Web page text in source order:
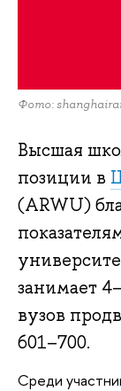
Фото:
Высшая
позиции в
(ARWU)
занимает
вузов
601–700.
Среди